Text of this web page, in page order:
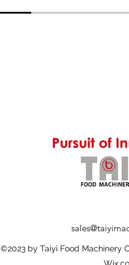
©2023 by Taiyi Food Machinery